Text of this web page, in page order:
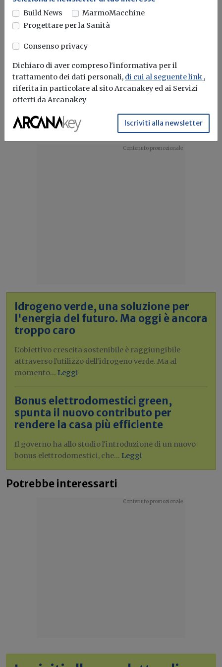
qualificazione come sopravvenienze
attive rilevanti anche ai fini del Cpb.
Il filo conduttore è la tassatività delle
variazioni previste dal Dlgs n. 13/2024:
solo gli elementi espressamente indicati
possono modificare il reddito concordato.
Idrogeno verde, una soluzione per
l'energia del futuro. Ma oggi è ancora
troppo caro
L'obiettivo crescita sostenibile è raggiungibile
attraverso l'utilizzo dell'idrogeno verde. Ma al
momento... Leggi
Bonus elettrodomestici green,
spunta il nuovo contributo per
rendere la casa più efficiente
Il governo ha allo studio l'introduzione di un nuovo
bonus elettrodomestici, che... Leggi
Potrebbe interessarti
Build News
MarmoMacchine
Progettare per la Sanità
Consenso privacy
Dichiaro di aver compreso l'informativa per il
trattamento dei dati personali, di cui al seguente link ,
riferita in particolare al sito Arcanakey ed ai Servizi
offerti da Arcanakey
Iscriviti alla newsletter